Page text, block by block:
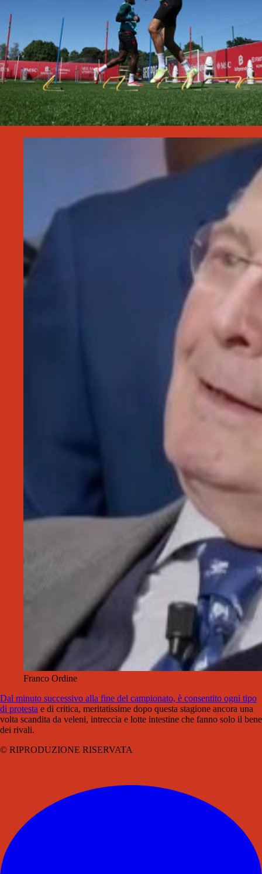
Franco Ordine
Dal minuto successivo alla fine del campionato, è consentito ogni tipo
di protesta e di critica, meritatissime dopo questa stagione ancora una
volta scandita da veleni, intreccia e lotte intestine che fanno solo il bene
dei rivali.
© RIPRODUZIONE RISERVATA